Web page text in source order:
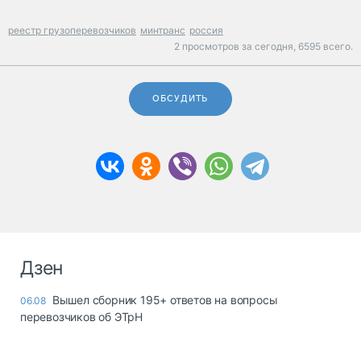
реестр грузоперевозчиков минтранс россия
2 просмотров за сегодня, 6595 всего.
ОБСУДИТЬ
Дзен
06.08 Вышел сборник 195+ ответов на вопросы
перевозчиков об ЭТрН